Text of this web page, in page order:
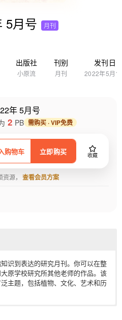
5月号 月刊
出版社
小原流
刊别
月刊
发刊日
2022年5月1
年 5月号
购物车 立即购买 收藏
2 PB 需购买 · VIP免费
源， 查看会员方案
识到表达的研究月刊。你可以在整
原学校研究所其他老师的作品。该
主题，包括植物、文化、艺术和历